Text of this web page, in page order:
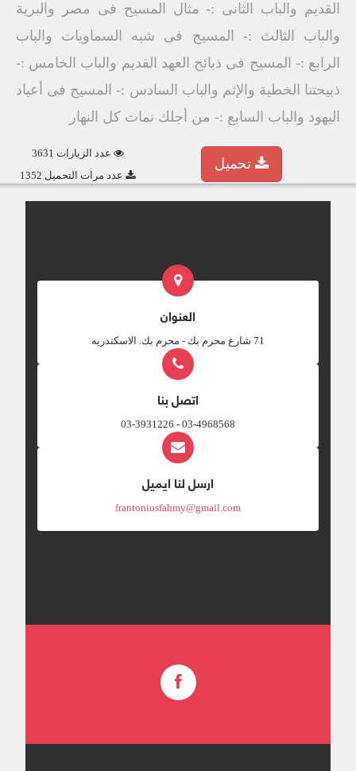
القديم والباب الثانى :- مثال المسيح فى مصر والبرية
والباب الثالث :- المسيح فى شبه السماويات والباب
الرابع :- المسيح فى ذبائح العهد القديم والباب الخامس :-
ذبيحتنا الخطية والإثم والباب السادس :- المسيح فى أعياد
اليهود والباب السابع :- من أجلك نمات كل النهار
عدد الزيارات 3631
عدد مرات التحميل 1352
تحميل
العنوان
‎71 شارع محرم بك - محرم بك. الاسكندريه
اتصل بنا
03-4968568 - 03-3931226
ارسل لنا ايميل
frantoniosfahmy@gmail.com